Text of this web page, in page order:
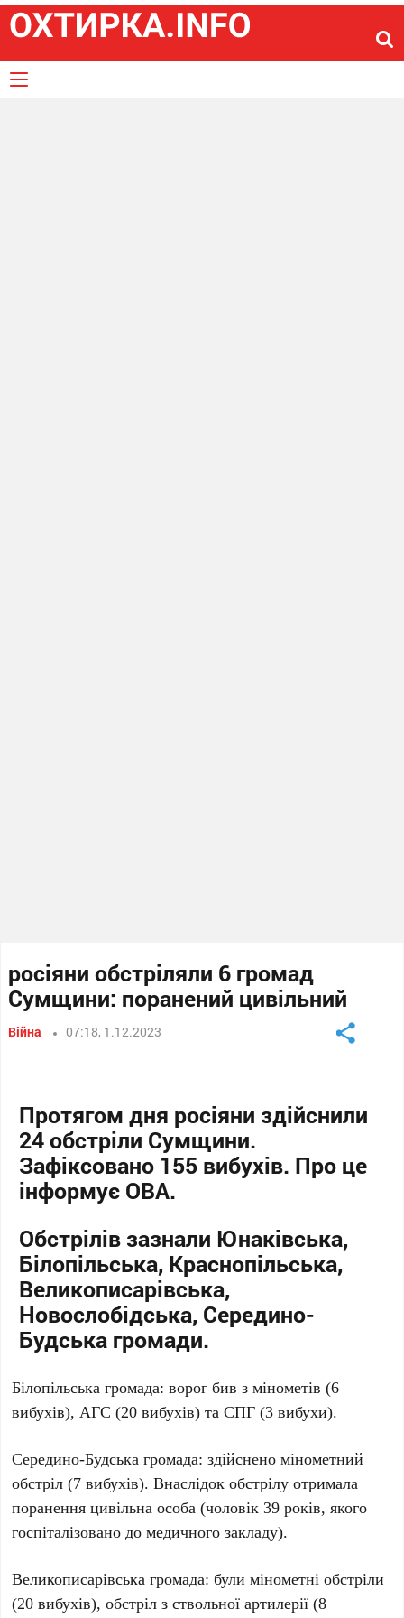
росіяни обстріляли 6 громад
Сумщини: поранений цивільний
Війна 07:18, 1.12.2023
Протягом дня росіяни здійснили
24 обстріли Сумщини.
Зафіксовано 155 вибухів. Про це
інформує ОВА.
Обстрілів зазнали Юнаківська,
Білопільська, Краснопільська,
Великописарівська,
Новослобідська, Середино-
Будська громади.
Білопільська громада: ворог бив з мінометів (6
вибухів), АГС (20 вибухів) та СПГ (3 вибухи).
Середино-Будська громада: здійснено мінометний
обстріл (7 вибухів). Внаслідок обстрілу отримала
поранення цивільна особа (чоловік 39 років, якого
госпіталізовано до медичного закладу).
Великописарівська громада: були мінометні обстріли
(20 вибухів), обстріл з ствольної артилерії (8